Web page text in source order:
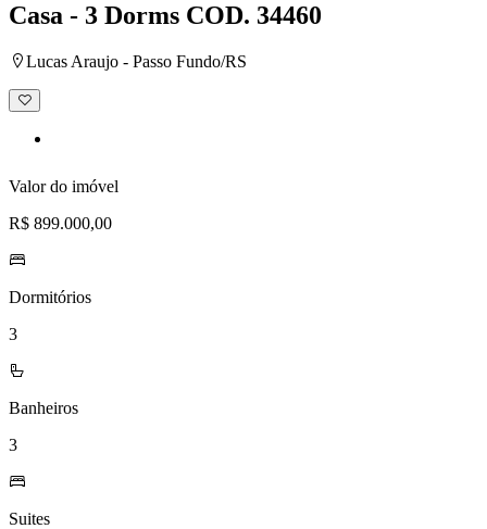
Casa - 3 Dorms COD. 34460
Lucas Araujo - Passo Fundo/RS
Adicionar
à
Valor do imóvel
R$ 899.000,00
Dormitórios
3
Banheiros
3
Suites